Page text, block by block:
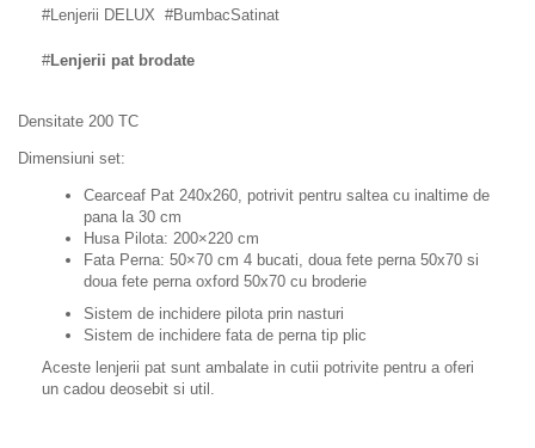
#Lenjerii DELUX #BumbacSatinat
#Lenjerii pat brodate
Densitate 200 TC
Dimensiuni set:
Cearceaf Pat 240x260, potrivit pentru saltea cu inaltime de
pana la 30 cm
Husa Pilota: 200×220 cm
Fata Perna: 50×70 cm 4 bucati, doua fete perna 50x70 si
doua fete perna oxford 50x70 cu broderie
Sistem de inchidere pilota prin nasturi
Sistem de inchidere fata de perna tip plic
Aceste lenjerii pat sunt ambalate in cutii potrivite pentru a oferi
un cadou deosebit si util.